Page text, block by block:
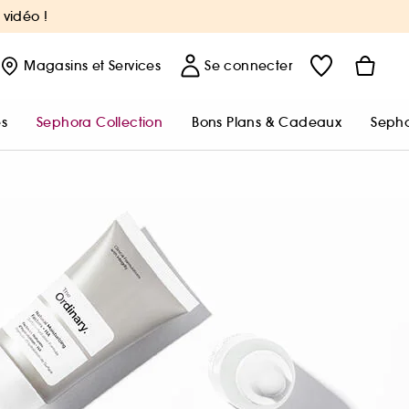
vidéo !
Magasins et Services Se connecter
Sephora Collection Bons Plans & Cadeaux